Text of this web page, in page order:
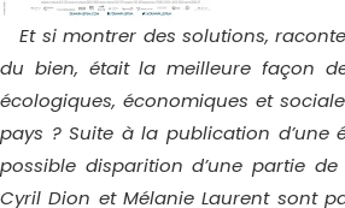
Et si montrer des solutions,
du bien, était la meilleure façon
écologiques, économiques et
pays ? Suite à la publication d’une
possible disparition d’une partie de
Cyril Dion et Mélanie Laurent sont